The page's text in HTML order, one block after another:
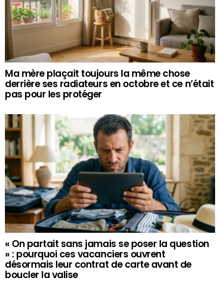
Ma mère plaçait toujours la même chose
derrière ses radiateurs en octobre et ce n’était
pas pour les protéger
« On partait sans jamais se poser la question
» : pourquoi ces vacanciers ouvrent
désormais leur contrat de carte avant de
boucler la valise